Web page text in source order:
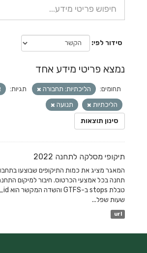
סידור לפי
נמצא פריטי מידע אחד
תחומים: הליכתיות: תחבורה תגיות:
הליכתיות
תנועה
סינון תוצאות
תיקופי מסלקה לתחנה 2022
המאגר מציג את כמות התיקופים שבוצעו
תחנה בכל אמצעי הכרטוס. חיבור למיקום
שעות שפל...
url